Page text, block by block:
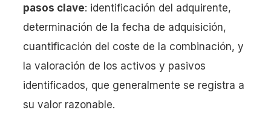
pasos clave: identificación del adquirente,
determinación de la fecha de adquisición,
cuantificación del coste de la combinación, y
la valoración de los activos y pasivos
identificados, que generalmente se registra a
su valor razonable.